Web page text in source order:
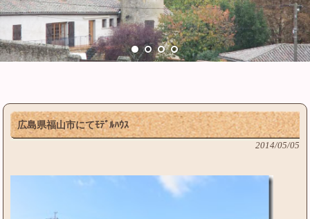
広島県福山市にてﾓﾃﾞﾙﾊｳｽ
2014/05/05